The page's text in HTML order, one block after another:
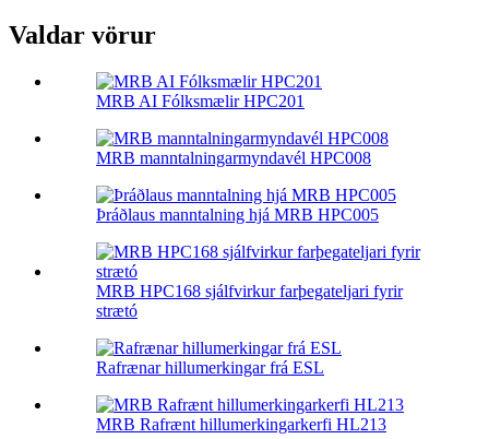
Valdar vörur
MRB AI Fólksmælir HPC201
MRB manntalningarmyndavél HPC008
Þráðlaus manntalning hjá MRB HPC005
MRB HPC168 sjálfvirkur farþegateljari fyrir
strætó
Rafrænar hillumerkingar frá ESL
MRB Rafrænt hillumerkingarkerfi HL213